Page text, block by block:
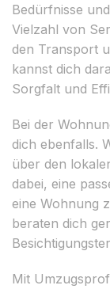
Bedürfnisse
Vielzahl von
den Transport
kannst dich
Sorgfalt und
Bei der
dich ebenfalls.
über den
dabei, eine
eine Wohnung
beraten dich
Mit